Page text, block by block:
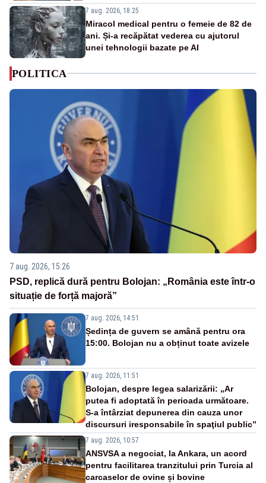
7 aug. 2026, 18:25
Miracol medical pentru o femeie de 82 de
ani. Și-a recăpătat vederea cu ajutorul
unei tehnologii bazate pe AI
POLITICA
7 aug. 2026, 15:26
PSD, replică dură pentru Bolojan: „România este într-o
situație de forță majoră”
7 aug. 2026, 14:51
Ședința de guvern se amână pentru ora
15:00. Bolojan nu a obținut toate avizele
7 aug. 2026, 11:51
Bolojan, despre legea salarizării: „Ar
putea fi adoptată în perioada următoare.
S-a întârziat depunerea din cauza unor
discursuri iresponsabile în spaţiul public”
7 aug. 2026, 10:57
ANSVSA a negociat, la Ankara, un acord
pentru facilitarea tranzitului prin Turcia al
carcaselor de ovine și bovine